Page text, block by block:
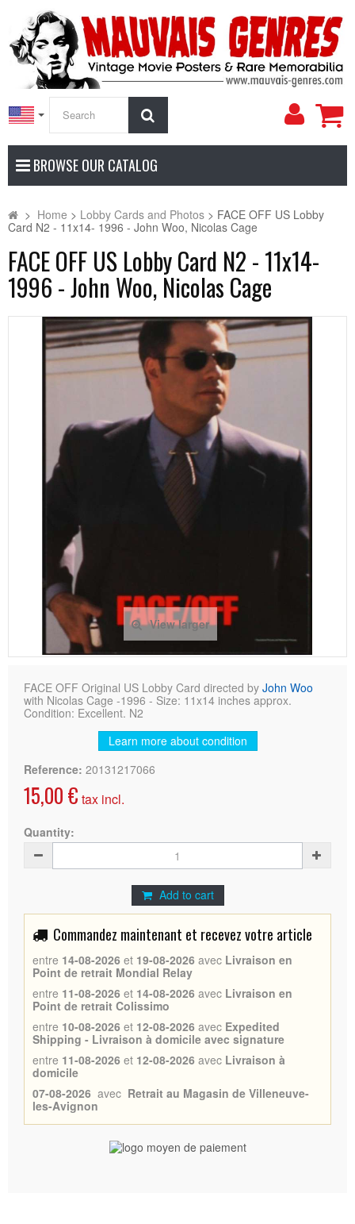
My
BROWSE OUR CATALOG
> Home > Lobby Cards and Photos > FACE OFF US Lobby
Card N2 - 11x14- 1996 - John Woo, Nicolas Cage
FACE OFF US Lobby Card N2 - 11x14-
1996 - John Woo, Nicolas Cage
View larger
FACE OFF Original US Lobby Card directed by John Woo
with Nicolas Cage -1996 - Size: 11x14 inches approx.
Condition: Excellent. N2
Learn more about condition
Reference: 20131217066
15,00 € tax incl.
Quantity:
Add to cart
Commandez maintenant et recevez votre article
entre 14-08-2026 et 19-08-2026 avec Livraison en
Point de retrait Mondial Relay
entre 11-08-2026 et 14-08-2026 avec Livraison en
Point de retrait Colissimo
entre 10-08-2026 et 12-08-2026 avec Expedited
Shipping - Livraison à domicile avec signature
entre 11-08-2026 et 12-08-2026 avec Livraison à
domicile
07-08-2026 avec Retrait au Magasin de Villeneuve-
les-Avignon